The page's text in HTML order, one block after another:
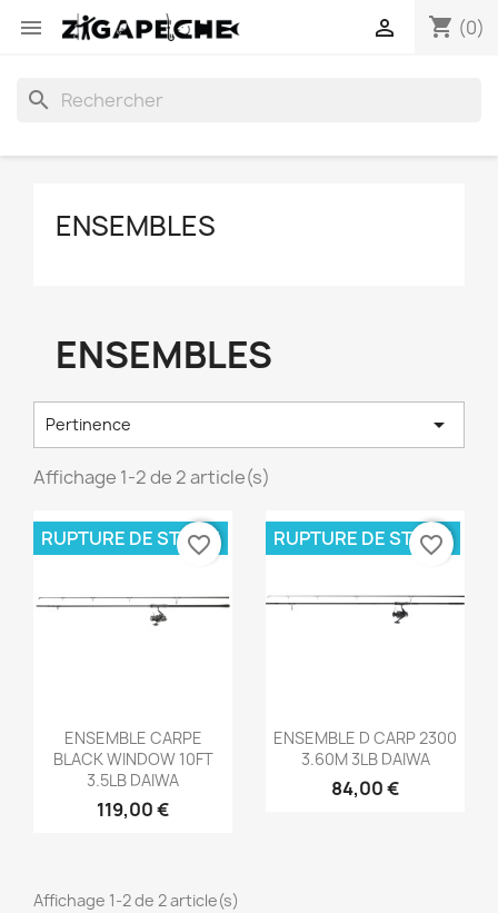
 shopping_cart (0)

search
ENSEMBLES
ENSEMBLES
Pertinence 
Affichage 1-2 de 2 article(s)
Aperçu rapide
ENSEMBLE CARPE
BLACK WINDOW 10FT
3.5LB DAIWA
119,00 €
RUPTURE DE STOCK
favorite_border
Aperçu rapide
ENSEMBLE D CARP 2300
3.60M 3LB DAIWA
84,00 €
RUPTURE DE STOCK
favorite_border
Affichage 1-2 de 2 article(s)